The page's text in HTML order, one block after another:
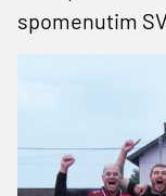
spomenutim